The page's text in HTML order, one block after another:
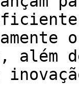
além